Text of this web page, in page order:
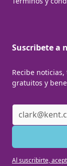
Suscribete a
Recibe
gratuitos y
Al suscribirte,